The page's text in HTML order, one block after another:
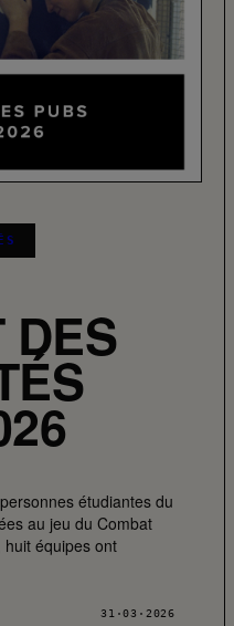
DES
étudiantes du
au jeu du Combat
équipes ont
31·03·2026